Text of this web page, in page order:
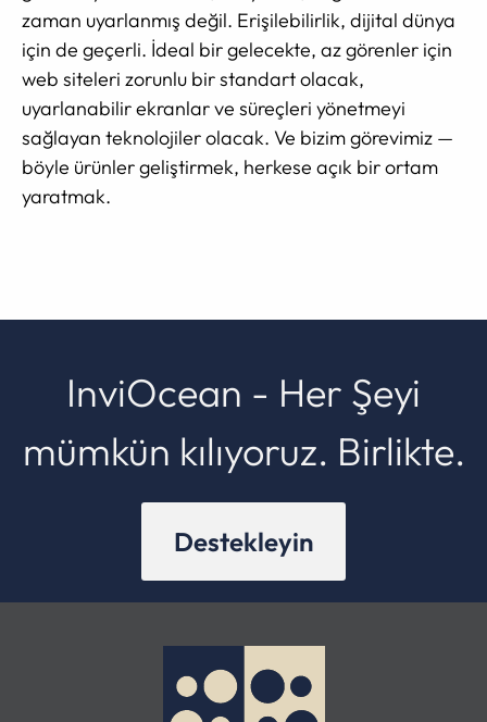
zaman uyarlanmış değil. Erişilebilirlik, dijital dünya
için de geçerli. İdeal bir gelecekte, az görenler için
web siteleri zorunlu bir standart olacak,
uyarlanabilir ekranlar ve süreçleri yönetmeyi
sağlayan teknolojiler olacak. Ve bizim görevimiz —
böyle ürünler geliştirmek, herkese açık bir ortam
yaratmak.
InviOcean - Her Şeyi
mümkün kılıyoruz. Birlikte.
Destekleyin